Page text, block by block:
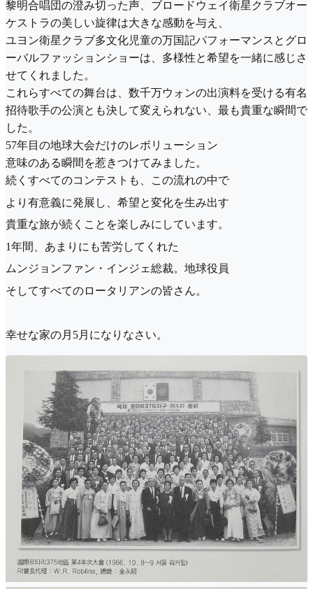
黎明合唱団の澄み切った声、ブロードウェイ衛星クラブオー
ケストラの美しい旋律は大きな感動を与え、
ユヨン衛星クラブ多文化児童の万国記パフォーマンスとグロ
ーバルファッションショーは、多様性と希望を一緒に感じさ
せてくれました。
これらすべての舞台は、数千万ウォンの出演料を受ける有名
招待歌手の公演とも決して変えられない、最も貴重な瞬間で
した。
57年目の地球大会だけのレボリューション
意味のある瞬間を惹きつけてみました。
続くすべてのコンテストも、この流れの中で
より有意義に発展し、希望と変化を生み出す
貴重な旅が続くことを楽しみにしています。
1年間、あまりにも苦労してくれた
ムンジョンファン・インジェ総裁。地球役員
そしてすべてのロータリアンの皆さん。
幸せな家の月5月になりなさい。